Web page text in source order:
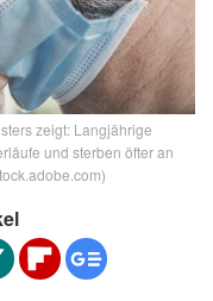
zeigt: Langjährige
und sterben öfter an